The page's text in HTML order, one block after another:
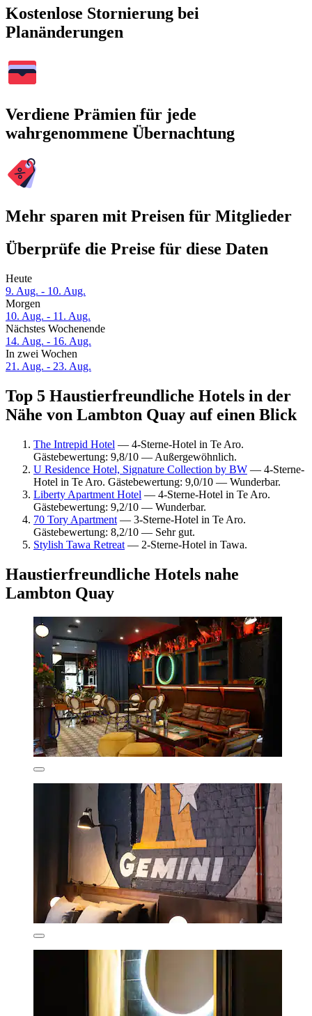
Kostenlose Stornierung bei
Planänderungen
Verdiene Prämien für jede
wahrgenommene Übernachtung
Mehr sparen mit Preisen für Mitglieder
Überprüfe die Preise für diese Daten
Heute
9. Aug. - 10. Aug.
Morgen
10. Aug. - 11. Aug.
Nächstes Wochenende
14. Aug. - 16. Aug.
In zwei Wochen
21. Aug. - 23. Aug.
Top 5 Haustierfreundliche Hotels in der
Nähe von Lambton Quay auf einen Blick
The Intrepid Hotel — 4-Sterne-Hotel in Te Aro.
Gästebewertung: 9,8/10 — Außergewöhnlich.
U Residence Hotel, Signature Collection by BW — 4-Sterne-
Hotel in Te Aro. Gästebewertung: 9,0/10 — Wunderbar.
Liberty Apartment Hotel — 4-Sterne-Hotel in Te Aro.
Gästebewertung: 9,2/10 — Wunderbar.
70 Tory Apartment — 3-Sterne-Hotel in Te Aro.
Gästebewertung: 8,2/10 — Sehr gut.
Stylish Tawa Retreat — 2-Sterne-Hotel in Tawa.
Haustierfreundliche Hotels nahe
Lambton Quay